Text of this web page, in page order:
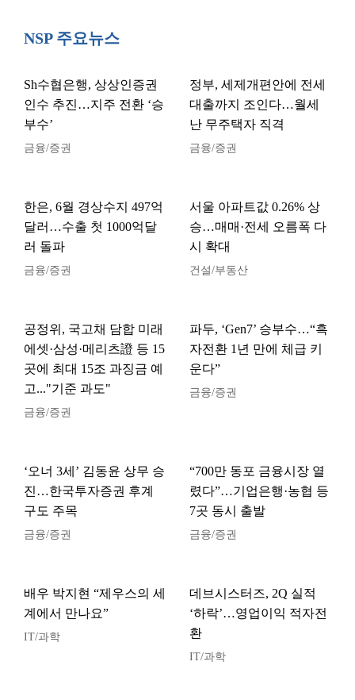
NSP 주요뉴스
Sh수협은행, 상상인증권
인수 추진…지주 전환 ‘승
부수’
금융/증권
정부, 세제개편안에 전세
대출까지 조인다…월세
난 무주택자 직격
금융/증권
한은, 6월 경상수지 497억
달러…수출 첫 1000억달
러 돌파
금융/증권
서울 아파트값 0.26% 상
승…매매·전세 오름폭 다
시 확대
건설/부동산
공정위, 국고채 담합 미래
에셋·삼성·메리츠證 등 15
곳에 최대 15조 과징금 예
고..."기준 과도"
금융/증권
파두, ‘Gen7’ 승부수…“흑
자전환 1년 만에 체급 키
운다”
금융/증권
‘오너 3세’ 김동윤 상무 승
진…한국투자증권 후계
구도 주목
금융/증권
“700만 동포 금융시장 열
렸다”…기업은행·농협 등
7곳 동시 출발
금융/증권
배우 박지현 “제우스의 세
계에서 만나요”
IT/과학
데브시스터즈, 2Q 실적
‘하락’…영업이익 적자전
환
IT/과학